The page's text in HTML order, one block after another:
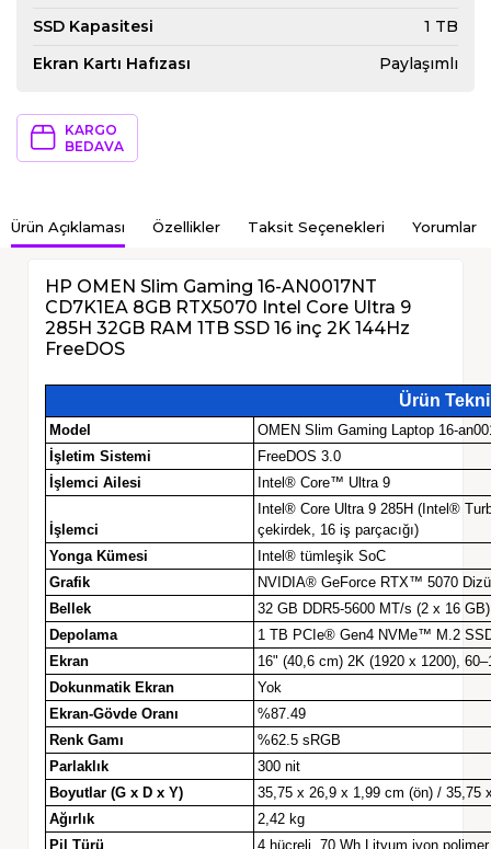
SSD Kapasitesi
1 TB
Ekran Kartı Hafızası
Paylaşımlı
KARGO
BEDAVA
Ürün Açıklaması Özellikler Taksit Seçenekleri Yorumlar
HP OMEN Slim Gaming 16-AN0017NT
CD7K1EA 8GB RTX5070 Intel Core Ultra 9
285H 32GB RAM 1TB SSD 16 inç 2K 144Hz
FreeDOS
Ürün
Model
OMEN Slim Gaming Laptop 16-
İşletim Sistemi
FreeDOS 3.0
İşlemci Ailesi
Intel® Core™ Ultra 9
İşlemci
Intel® Core Ultra 9 285H (Intel®
çekirdek, 16 iş parçacığı)
Yonga Kümesi
Intel® tümleşik SoC
Grafik
NVIDIA® GeForce RTX™ 5070
Bellek
32 GB DDR5-5600 MT/s (2 x 16 GB)
Depolama
1 TB PCIe® Gen4 NVMe™ M.2
Ekran
16" (40,6 cm) 2K (1920 x 1200),
Dokunmatik Ekran
Yok
Ekran-Gövde Oranı
%87.49
Renk Gamı
%62.5 sRGB
Parlaklık
300 nit
Boyutlar (G x D x Y)
35,75 x 26,9 x 1,99 cm (ön) / 35,75
Ağırlık
2,42 kg
Pil Türü
4 hücreli, 70 Wh Lityum iyon polimer